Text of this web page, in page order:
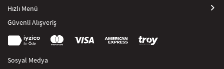
Hızlı Menü
Güvenli Alışveriş
Sosyal Medya